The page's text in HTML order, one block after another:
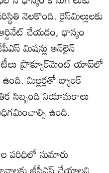
నెలకొంది. రైస్‌మిల్లులకు
చేయడం, ధాన్యం
మిషన్లు ఆన్‌లైన్‌
ప్రొక్యూర్‌మెంట్‌ యాప్‌లో
మిల్లర్లతో బ్యాంక్‌
సిబ్బంది నియామకాలు
ఉంది.
పరిధిలో సుమారు